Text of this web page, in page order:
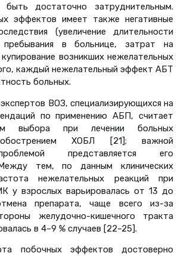
достаточно затруднительным.
эффектов имеет также негативные
(увеличение длительности
пребывания в больнице, затрат на
возникших нежелательных
каждый нежелательный эффект АБТ
больных.
ВОЗ, специализирующихся на
по применению АБП, считает
выбора при лечении больных
ХОБЛ [21]; важной
представляется его
тем, по данным клинических
нежелательных реакций при
у взрослых варьировалась от 13 до
препарата, чаще всего из-за
желудочно-кишечного тракта
в 4–9 % случаев [22–25].
побочных эффектов достоверно